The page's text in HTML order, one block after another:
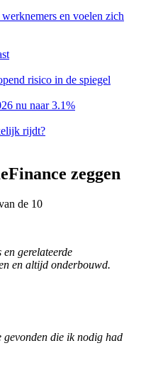
en voelen zich
risico in de spiegel
nu naar 3.1%
rijdt?
zeggen
de 10
gerelateerde
en altijd onderbouwd.
die ik nodig had